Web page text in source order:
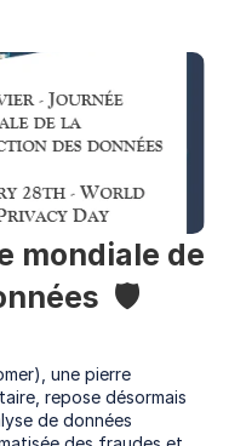
mondiale de
🛡
une pierre
repose désormais
de données